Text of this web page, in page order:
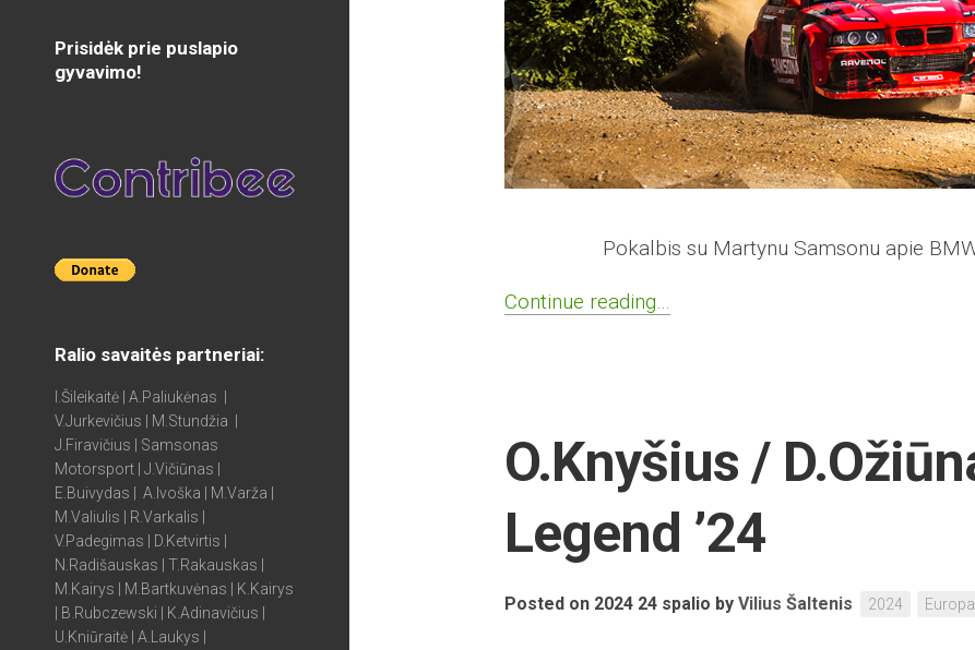
Pokalbis su Martynu Samsonu apie
Continue reading…
O.Knyšius /
Legend ’24
Posted on 2024 24 spalio by Vilius Šaltenis 2024 Europa
Prisidėk prie puslapio
gyvavimo!
Ralio savaitės partneriai:
I.Šileikaitė | A.Paliukėnas |
V.Jurkevičius | M.Stundžia |
J.Firavičius | Samsonas
Motorsport | J.Vičiūnas |
E.Buivydas | A.Ivoška | M.Varža |
M.Valiulis | R.Varkalis |
V.Padegimas | D.Ketvirtis |
N.Radišauskas | T.Rakauskas |
M.Kairys | M.Bartkuvėnas | K.Kairys
| B.Rubczewski | K.Adinavičius |
U.Kniūraitė | A.Laukys |